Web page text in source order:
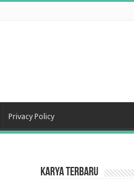
Privacy Policy
Karya Terbaru